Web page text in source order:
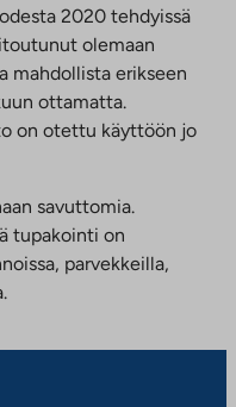
2020 tehdyissä
olemaan
mahdollista erikseen
ottamatta.
on otettu käyttöön jo
savuttomia.
tupakointi on
parvekkeilla,